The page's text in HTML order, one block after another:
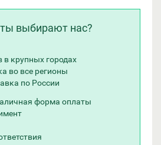
выбирают нас?
в крупных городах
во все регионы
по России
форма оплаты